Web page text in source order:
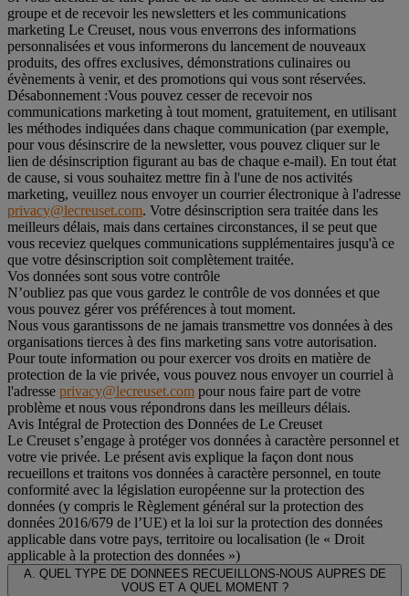
groupe et de recevoir les newsletters et les communications
marketing Le Creuset, nous vous enverrons des informations
personnalisées et vous informerons du lancement de nouveaux
produits, des offres exclusives, démonstrations culinaires ou
évènements à venir, et des promotions qui vous sont réservées.
Désabonnement :Vous pouvez cesser de recevoir nos
communications marketing à tout moment, gratuitement, en utilisant
les méthodes indiquées dans chaque communication (par exemple,
pour vous désinscrire de la newsletter, vous pouvez cliquer sur le
lien de désinscription figurant au bas de chaque e-mail). En tout état
de cause, si vous souhaitez mettre fin à l'une de nos activités
marketing, veuillez nous envoyer un courrier électronique à l'adresse
privacy@lecreuset.com. Votre désinscription sera traitée dans les
meilleurs délais, mais dans certaines circonstances, il se peut que
vous receviez quelques communications supplémentaires jusqu'à ce
que votre désinscription soit complètement traitée.
Vos données sont sous votre contrôle
N’oubliez pas que vous gardez le contrôle de vos données et que
vous pouvez gérer vos préférences à tout moment.
Nous vous garantissons de ne jamais transmettre vos données à des
organisations tierces à des fins marketing sans votre autorisation.
Pour toute information ou pour exercer vos droits en matière de
protection de la vie privée, vous pouvez nous envoyer un courriel à
l'adresse privacy@lecreuset.com pour nous faire part de votre
problème et nous vous répondrons dans les meilleurs délais.
Avis Intégral de Protection des Données de Le Creuset
Le Creuset s’engage à protéger vos données à caractère personnel et
votre vie privée. Le présent avis explique la façon dont nous
recueillons et traitons vos données à caractère personnel, en toute
conformité avec la législation européenne sur la protection des
données (y compris le Règlement général sur la protection des
données 2016/679 de l’UE) et la loi sur la protection des données
applicable dans votre pays, territoire ou localisation (le « Droit
applicable à la protection des données »)
A. QUEL TYPE DE DONNEES RECUEILLONS-NOUS AUPRES DE
VOUS ET A QUEL MOMENT ?